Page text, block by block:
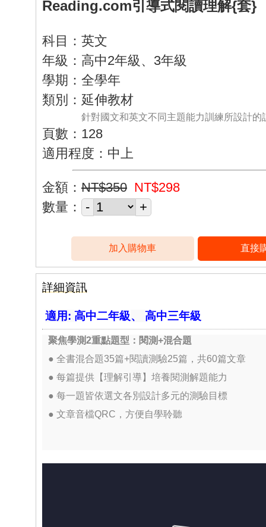
Reading.com引導式閱讀理解{套}
科目：英文
年級：高中2年級、3年級
學期：全學年
類別：延伸教材
針對國文和英文不同主題能力訓練所設計的
頁數：128
適用程度：中上
金額： NT$350 NT$298
數量：
詳細資訊
適用: 高中二年級、 高中三年級
聚焦學測2重點題型：閱測+混合題
● 全書混合題35篇+閱讀測驗25篇，共60篇文章
● 每篇提供【理解引導】培養閱測解題能力
● 每一題皆依選文各別設計多元的測驗目標
● 文章音檔QRC，方便自學聆聽